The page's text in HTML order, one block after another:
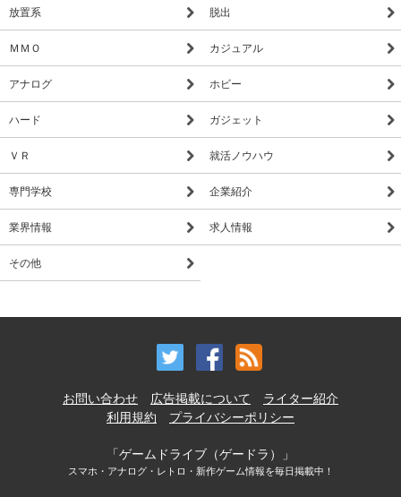
放置系 脱出
ＭＭＯ カジュアル
アナログ ホビー
ハード ガジェット
ＶＲ 就活ノウハウ
専門学校 企業紹介
業界情報 求人情報
その他
お問い合わせ 広告掲載について
ライター紹介
利用規約
プライバシーポリシー
「ゲームドライブ（ゲードラ）」
スマホ・アナログ・レトロ・新作ゲーム情報を毎日掲載中！